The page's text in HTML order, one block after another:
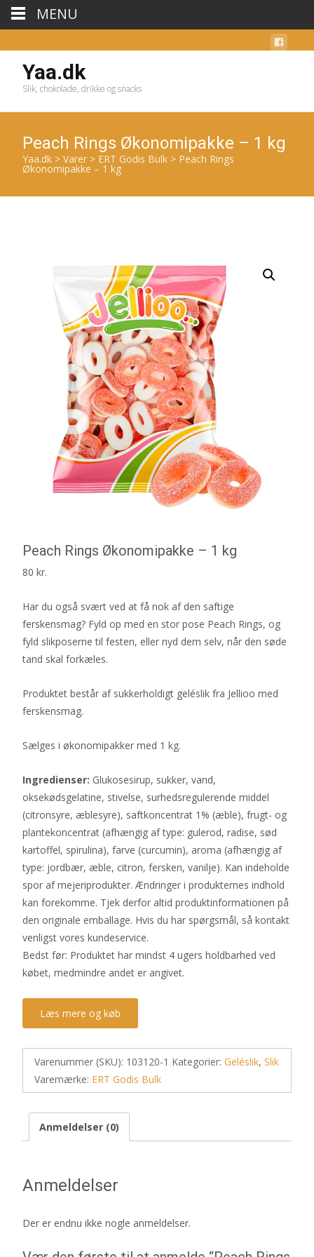
Yaa.dk
Slik, chokolade, drikke og snacks
Peach Rings Økonomipakke – 1 kg
Yaa.dk > Varer > ERT Godis Bulk > Peach Rings
Økonomipakke – 1 kg
Peach Rings Økonomipakke – 1 kg
80 kr.
Har du også svært ved at få nok af den saftige
ferskensmag? Fyld op med en stor pose Peach Rings, og
fyld slikposerne til festen, eller nyd dem selv, når den søde
tand skal forkæles.
Produktet består af sukkerholdigt geléslik fra Jellioo med
ferskensmag.
Sælges i økonomipakker med 1 kg.
Ingredienser: Glukosesirup, sukker, vand,
oksekødsgelatine, stivelse, surhedsregulerende middel
(citronsyre, æblesyre), saftkoncentrat 1% (æble), frugt- og
plantekoncentrat (afhængig af type: gulerod, radise, sød
kartoffel, spirulina), farve (curcumin), aroma (afhængig af
type: jordbær, æble, citron, fersken, vanilje). Kan indeholde
spor af mejeriprodukter. Ændringer i produkternes indhold
kan forekomme. Tjek derfor altid produktinformationen på
den originale emballage. Hvis du har spørgsmål, så kontakt
venligst vores kundeservice.
Bedst før: Produktet har mindst 4 ugers holdbarhed ved
købet, medmindre andet er angivet.
Læs mere og køb
Varenummer (SKU): 103120-1 Kategorier: Geléslik, Slik
Varemærke: ERT Godis Bulk
Anmeldelser (0)
Anmeldelser
Der er endnu ikke nogle anmeldelser.
MENU